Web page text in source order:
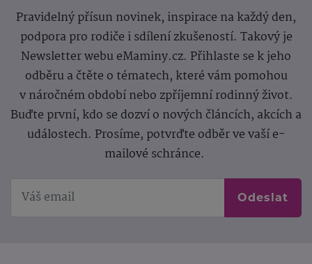
Pravidelný přísun novinek, inspirace na každý den,
podpora pro rodiče i sdílení zkušeností. Takový je
Newsletter webu eMaminy.cz. Přihlaste se k jeho
odběru a čtěte o tématech, které vám pomohou
v náročném období nebo zpříjemní rodinný život.
Buďte první, kdo se dozví o nových článcích, akcích a
událostech. Prosíme, potvrďte odběr ve vaší e-
mailové schránce.
Odeslat